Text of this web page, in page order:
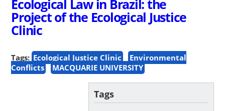
Ecological Law in Brazil: the
Project of the Ecological Justice
Clinic
Tags: Ecological Justice Clinic
Environmental
Conflicts
MACQUARIE UNIVERSITY
Tags